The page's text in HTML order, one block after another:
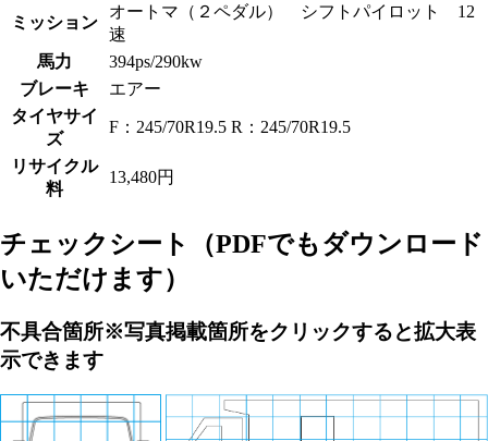
ミッション
オートマ（２ペダル） シフトパイロット 12
速
馬力
394ps/290kw
ブレーキ
エアー
タイヤサイ
ズ
F：245/70R19.5 R：245/70R19.5
リサイクル
料
13,480円
チェックシート
（PDFでもダウンロード
いただけます）
不具合箇所※写真掲載箇所をクリックすると拡大表
示できます